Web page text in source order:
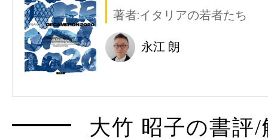
著者:イタリアの若者たち
永江 朗
大竹 昭子の書評